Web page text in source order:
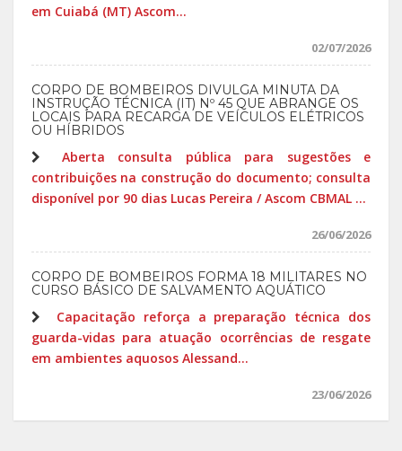
em Cuiabá (MT) Ascom...
02/07/2026
CORPO DE BOMBEIROS DIVULGA MINUTA DA
INSTRUÇÃO TÉCNICA (IT) Nº 45 QUE ABRANGE OS
LOCAIS PARA RECARGA DE VEÍCULOS ELÉTRICOS
OU HÍBRIDOS
Aberta consulta pública para sugestões e
contribuições na construção do documento; consulta
disponível por 90 dias Lucas Pereira / Ascom CBMAL ...
26/06/2026
CORPO DE BOMBEIROS FORMA 18 MILITARES NO
CURSO BÁSICO DE SALVAMENTO AQUÁTICO
Capacitação reforça a preparação técnica dos
guarda-vidas para atuação ocorrências de resgate
em ambientes aquosos Alessand...
23/06/2026